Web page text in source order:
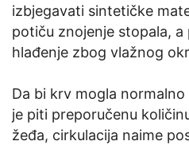
izbjegavati sintetičke
potiču znojenje stopala,
hlađenje zbog vlažnog
Da bi krv mogla
je piti preporučenu
žeđa, cirkulacija naime